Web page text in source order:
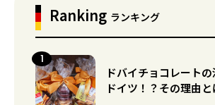
Ranking ランキング
ドバイチョコレート
ドイツ！？その理由と